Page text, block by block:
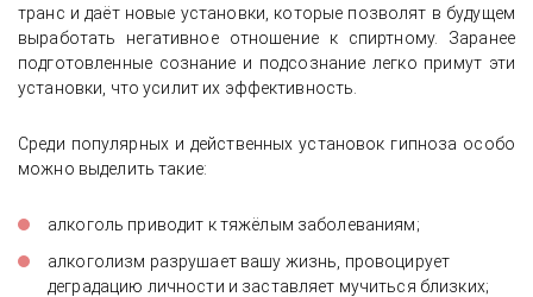
транс и даёт новые установки, которые позволят в будущем
выработать негативное отношение к спиртному. Заранее
подготовленные сознание и подсознание легко примут эти
установки, что усилит их эффективность.
Среди популярных и действенных установок гипноза особо
можно выделить такие:
алкоголь приводит к тяжёлым заболеваниям;
алкоголизм разрушает вашу жизнь, провоцирует
деградацию личности и заставляет мучиться близких;